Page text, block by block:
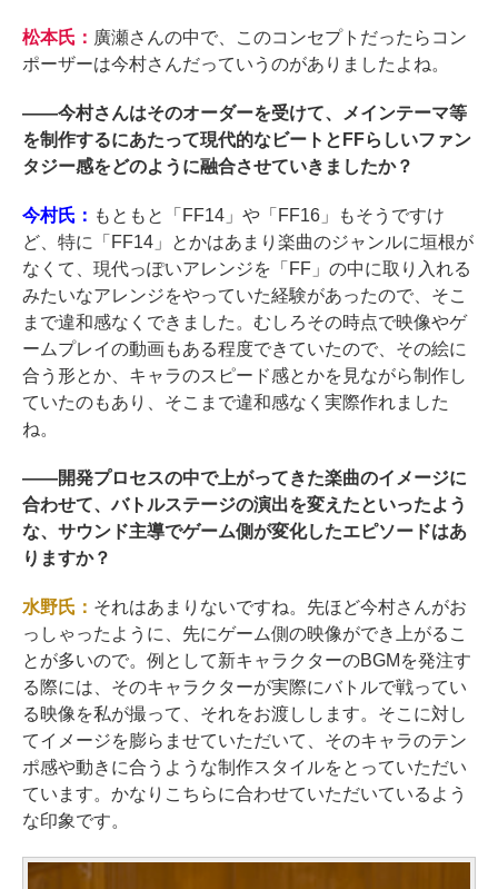
松本氏： 廣瀬さんの中で、このコンセプトだったらコン
ポーザーは今村さんだっていうのがありましたよね。
――今村さんはそのオーダーを受けて、メインテーマ等
を制作するにあたって現代的なビートとFFらしいファン
タジー感をどのように融合させていきましたか？
今村氏： もともと「FF14」や「FF16」もそうですけ
ど、特に「FF14」とかはあまり楽曲のジャンルに垣根が
なくて、現代っぽいアレンジを「FF」の中に取り入れる
みたいなアレンジをやっていた経験があったので、そこ
まで違和感なくできました。むしろその時点で映像やゲ
ームプレイの動画もある程度できていたので、その絵に
合う形とか、キャラのスピード感とかを見ながら制作し
ていたのもあり、そこまで違和感なく実際作れました
ね。
――開発プロセスの中で上がってきた楽曲のイメージに
合わせて、バトルステージの演出を変えたといったよう
な、サウンド主導でゲーム側が変化したエピソードはあ
りますか？
水野氏： それはあまりないですね。先ほど今村さんがお
っしゃったように、先にゲーム側の映像ができ上がるこ
とが多いので。例として新キャラクターのBGMを発注す
る際には、そのキャラクターが実際にバトルで戦ってい
る映像を私が撮って、それをお渡しします。そこに対し
てイメージを膨らませていただいて、そのキャラのテン
ポ感や動きに合うような制作スタイルをとっていただい
ています。かなりこちらに合わせていただいているよう
な印象です。